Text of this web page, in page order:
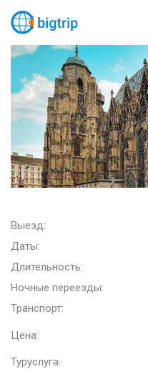
Выезд:
Даты:
Длительность:
Ночные переезды:
Транспорт:
Цена:
Туруслуга: